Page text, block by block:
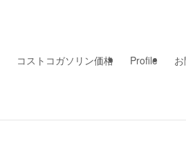
コストコガソリン価格 Profile